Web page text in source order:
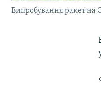
Випробування ракет на